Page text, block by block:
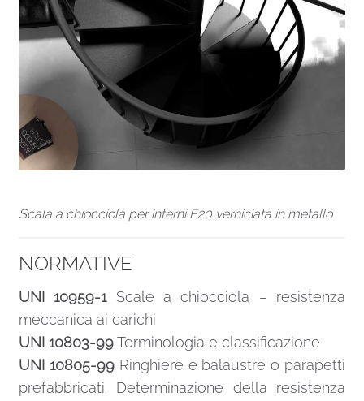
Scala a chiocciola per interni F20 verniciata in metallo
NORMATIVE
UNI 10959-1Scale a chiocciola – resistenza
meccanica ai carichi
UNI 10803-99Terminologia e classificazione
UNI 10805-99Ringhiere e balaustre o parapetti
prefabbricati. Determinazione della resistenza